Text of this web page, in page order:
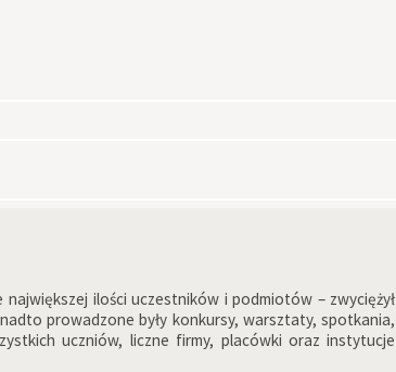
ilości uczestników i podmiotów – zwyciężył
prowadzone były konkursy, warsztaty, spotkania,
uczniów, liczne firmy, placówki oraz instytucje